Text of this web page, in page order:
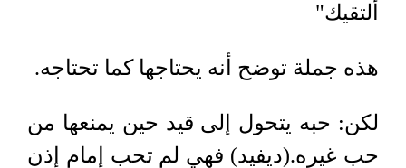
ألتقيك"
هذه جملة توضح أنه يحتاجها كما تحتاجه.
لكن: حبه يتحول إلى قيد حين يمنعها من
حب غيره.(ديفيد) فهي لم تحب إمام إذن